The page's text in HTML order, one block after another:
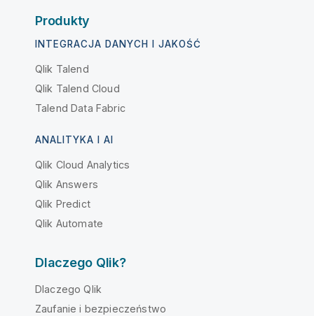
Produkty
INTEGRACJA DANYCH I JAKOŚĆ
Qlik Talend
Qlik Talend Cloud
Talend Data Fabric
ANALITYKA I AI
Qlik Cloud Analytics
Qlik Answers
Qlik Predict
Qlik Automate
Dlaczego Qlik?
Dlaczego Qlik
Zaufanie i bezpieczeństwo